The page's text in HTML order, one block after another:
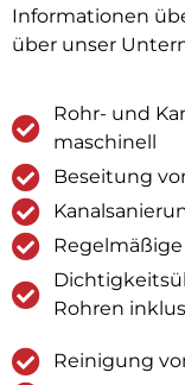
Informationen
über unser
Rohr- und
maschinell
Beseitung
Rohren
Reinigung